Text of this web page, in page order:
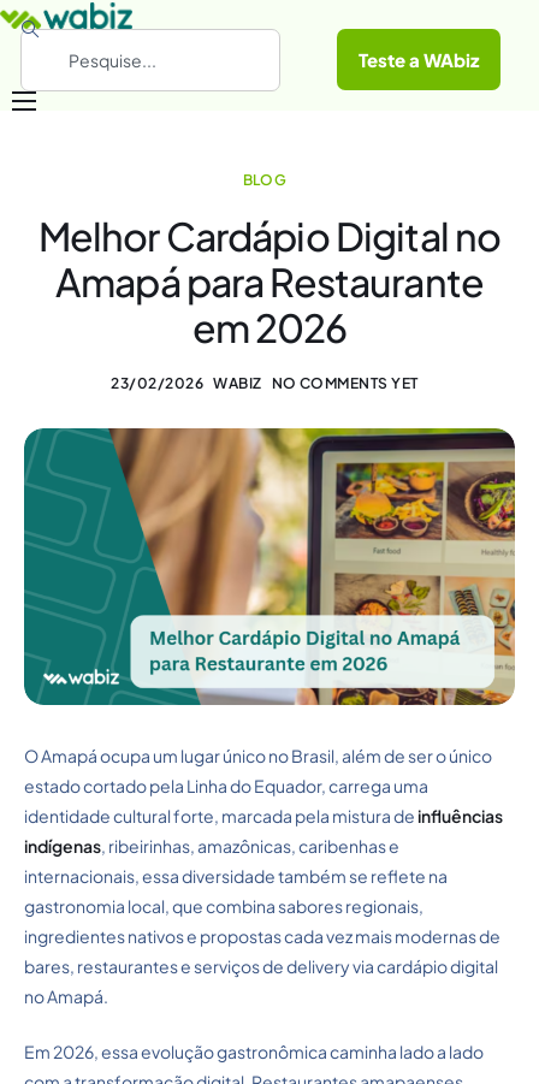
Materiais Gratuitos
Teste a WAbiz
BLOG
Melhor Cardápio Digital no
Amapá para Restaurante
em 2026
23/02/2026 WABIZ NO COMMENTS YET
O Amapá ocupa um lugar único no Brasil, além de ser o único
estado cortado pela Linha do Equador, carrega uma
identidade cultural forte, marcada pela mistura de influências
indígenas, ribeirinhas, amazônicas, caribenhas e
internacionais, essa diversidade também se reflete na
gastronomia local, que combina sabores regionais,
ingredientes nativos e propostas cada vez mais modernas de
bares, restaurantes e serviços de delivery via cardápio digital
no Amapá.
Em 2026, essa evolução gastronômica caminha lado a lado